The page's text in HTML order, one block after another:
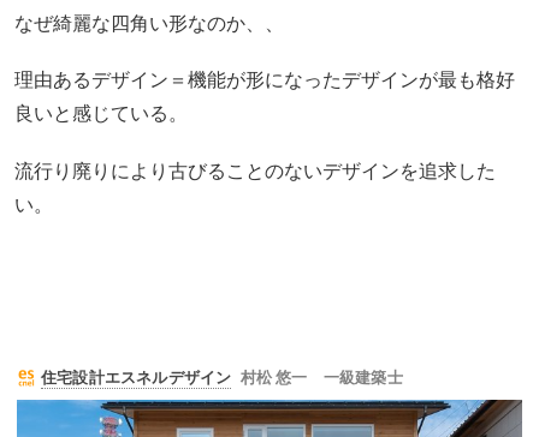
なぜ綺麗な四角い形なのか、、
理由あるデザイン＝機能が形になったデザインが最も格好
良いと感じている。
流行り廃りにより古びることのないデザインを追求した
い。